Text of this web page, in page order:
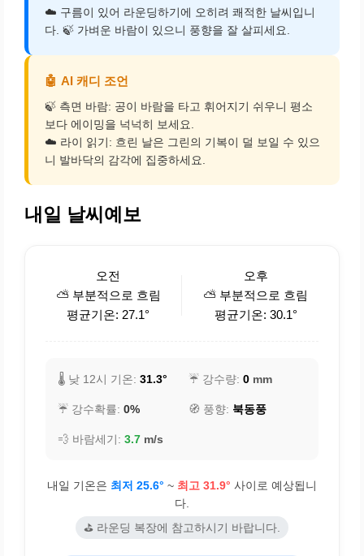
☁️ 구름이 있어 라운딩하기에 오히려 쾌적한 날씨입니
다. 🍃 가벼운 바람이 있으니 풍향을 잘 살피세요.
🤖 AI 캐디 조언
🍃 측면 바람: 공이 바람을 타고 휘어지기 쉬우니 평소
보다 에이밍을 넉넉히 보세요.
☁️ 라이 읽기: 흐린 날은 그린의 기복이 덜 보일 수 있으
니 발바닥의 감각에 집중하세요.
내일 날씨예보
오전
⛅ 부분적으로 흐림
평균기온: 27.1°
오후
⛅ 부분적으로 흐림
평균기온: 30.1°
🌡️ 낮 12시 기온: 31.3° ☔ 강수량: 0 mm
☔ 강수확률: 0% 🧭 풍향: 북동풍
💨 바람세기: 3.7 m/s
내일 기온은 최저 25.6° ~ 최고 31.9° 사이로 예상됩니
다.
⛳ 라운딩 복장에 참고하시기 바랍니다.